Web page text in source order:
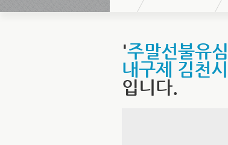
'주말선불유
내구제 김천
입니다.